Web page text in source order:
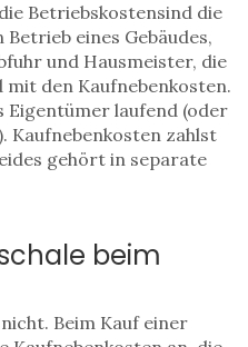
Betriebskostensind die
eines Gebäudes,
und Hausmeister, die
mit den Kaufnebenkosten.
Eigentümer laufend (oder
Kaufnebenkosten zahlst
gehört in separate
beim
Beim Kauf einer